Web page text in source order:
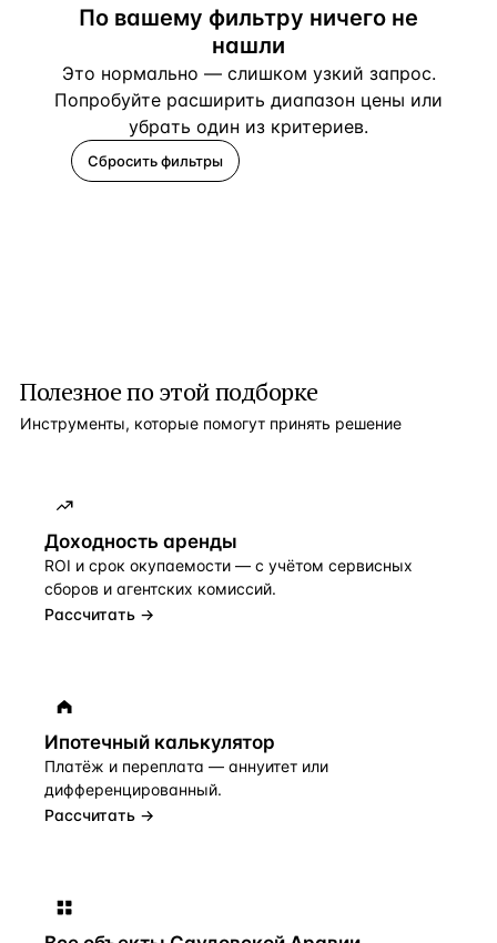
По вашему фильтру ничего не
нашли
Это нормально — слишком узкий запрос.
Попробуйте расширить диапазон цены или
убрать один из критериев.
Сбросить фильтры
Полезное по этой подборке
Инструменты, которые помогут принять решение
Доходность аренды
ROI и срок окупаемости — с учётом сервисных
сборов и агентских комиссий.
Рассчитать →
Ипотечный калькулятор
Платёж и переплата — аннуитет или
дифференцированный.
Рассчитать →